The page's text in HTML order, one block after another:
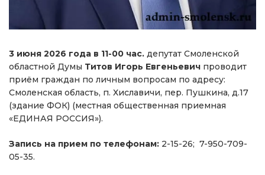
3 июня 2026 года в 11-00 час. депутат Смоленской
областной Думы Титов Игорь Евгеньевич проводит
приём граждан по личным вопросам по адресу:
Смоленская область, п. Хиславичи, пер. Пушкина, д.17
(здание ФОК) (местная общественная приемная
«ЕДИНАЯ РОССИЯ»).
Запись на прием по телефонам: 2-15-26; 7-950-709-
05-35.